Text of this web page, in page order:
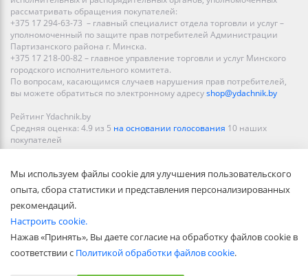
рассматривать обращения покупателей:
+375 17 294-63-73 – главный специалист отдела торговли и услуг –
уполномоченный по защите прав потребителей Администрации
Партизанского района г. Минска.
+375 17 218-00-82 – главное управление торговли и услуг Минского
городского исполнительного комитета.
По вопросам, касающимся случаев нарушения прав потребителей,
вы можете обратиться по электронному адресуshop@ydachnik.by
Рейтинг Ydachnik.by
Средняя оценка: 4.9 из 5 на основании голосования 10 наших
покупателей
Гродно, Могилеве, Бобруйске, Барановичах, Молодечно,
Новополоцке, Пинске, Солигорске. При заказе в интернет-магазине
доставка осуществляется по всей Беларуси.
Мы используем файлы cookie для улучшения пользовательского
опыта, сбора статистики и представления персонализированных
рекомендаций.
Настроить cookie.
Нажав «Принять», Вы даете согласие на обработку файлов cookie в
соответствии с Политикой обработки файлов cookie.